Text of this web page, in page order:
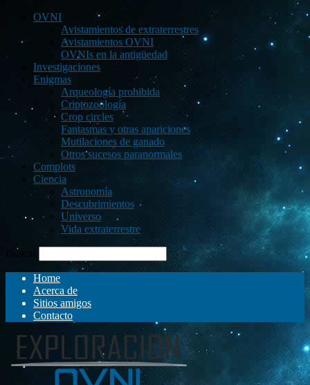
OVNI
Avistamientos de extraterrestres
Avistamientos OVNI
OVNIs en la antigüedad
Investigaciones
Enigmas
Arqueología prohibida
Criptozoología
Crop circles
Fantasmas y otras apariciones
Mutilaciones de ganado
Otros sucesos paranormales
Complots
Ciencia
Astronomía
Descubrimientos
Universo
Vida extraterrestre
Buscar
Home
Acerca de
Sitios amigos
Contacto